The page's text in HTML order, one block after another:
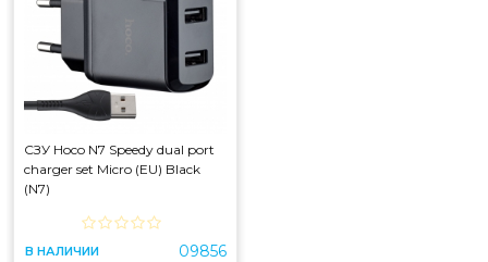
СЗУ Hoco N7 Speedy dual port
charger set Micro (EU) Black
(N7)
В НАЛИЧИИ 09856